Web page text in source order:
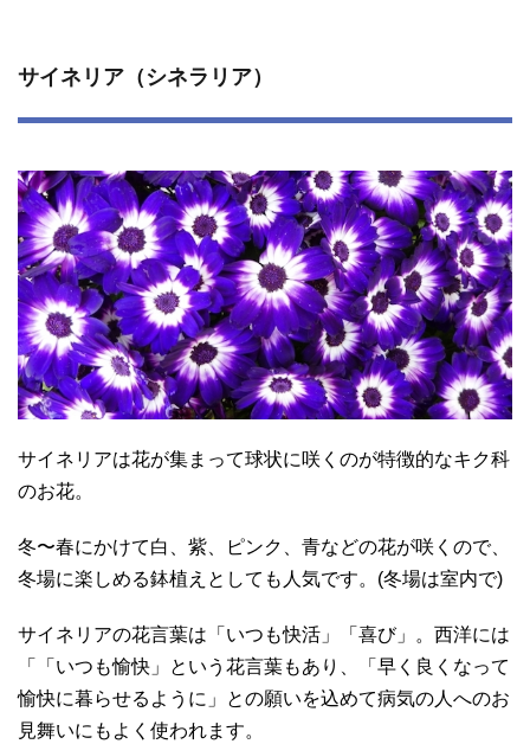
サイネリア（シネラリア）
サイネリアは花が集まって球状に咲くのが特徴的なキク科
のお花。
冬〜春にかけて白、紫、ピンク、青などの花が咲くので、
冬場に楽しめる鉢植えとしても人気です。(冬場は室内で)
サイネリアの花言葉は「いつも快活」「喜び」。西洋には
「「いつも愉快」という花言葉もあり、「早く良くなって
愉快に暮らせるように」との願いを込めて病気の人へのお
見舞いにもよく使われます。